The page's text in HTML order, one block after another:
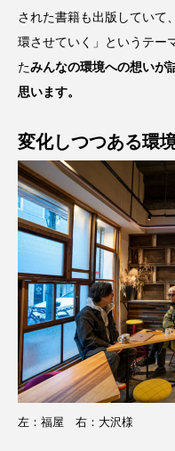
された書籍も出版していて
環させていく」というテー
たみんなの環境への想いが
思います。
変化しつつある環
左：福屋 右：大沢様